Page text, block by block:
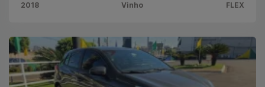
2018 Vinho FLEX